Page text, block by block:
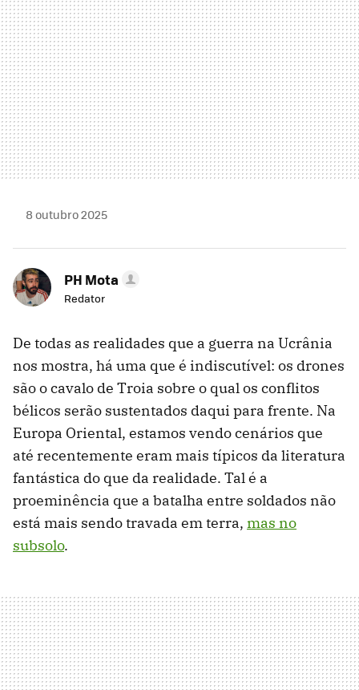
8 outubro 2025
PH Mota
Redator
De todas as realidades que a guerra na Ucrânia
nos mostra, há uma que é indiscutível: os drones
são o cavalo de Troia sobre o qual os conflitos
bélicos serão sustentados daqui para frente. Na
Europa Oriental, estamos vendo cenários que
até recentemente eram mais típicos da literatura
fantástica do que da realidade. Tal é a
proeminência que a batalha entre soldados não
está mais sendo travada em terra, mas no
subsolo.